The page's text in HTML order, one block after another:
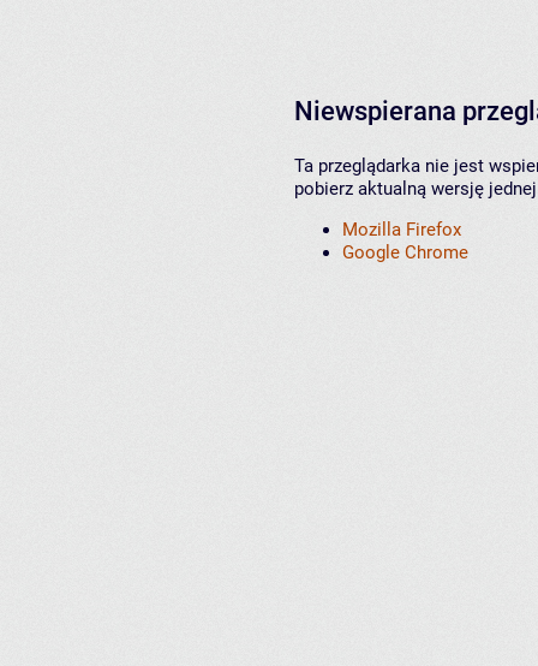
Niewspierana
Ta przeglądarka nie jest
pobierz aktualną wersję
Mozilla Firefox
Google Chrome